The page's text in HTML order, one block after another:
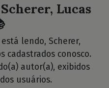
Lucas
lendo, Scherer,
cadastrados conosco.
autor(a), exibidos
usuários.